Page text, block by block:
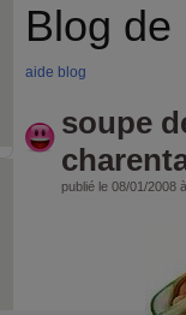
Blog de
aide blog
soupe
publié le 08/01/2008